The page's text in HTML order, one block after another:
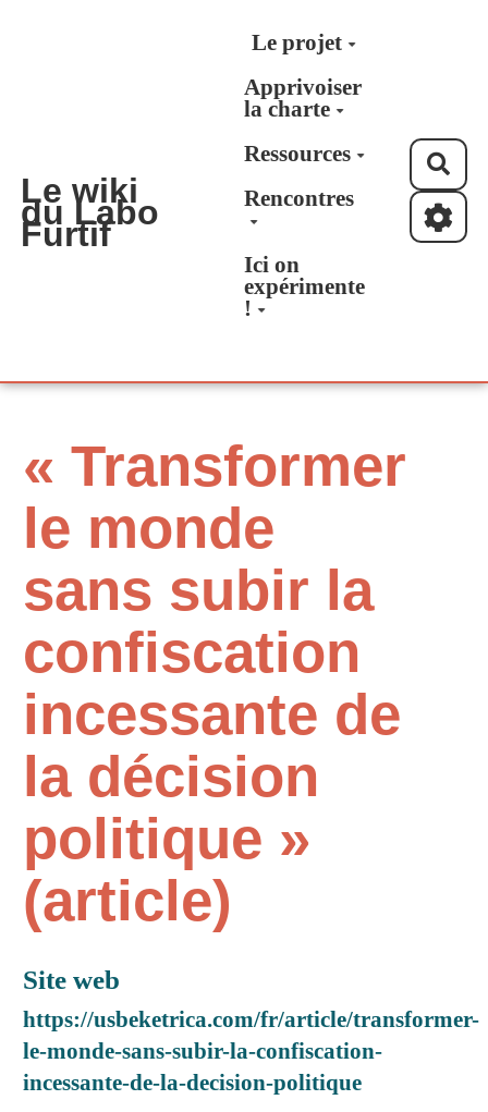
Aller au contenu principal
Le wiki
du Labo
Furtif
Le projet
Apprivoiser
la charte
Ressources
Rencontres
Ici on
expérimente
!
« Transformer
le monde
sans subir la
confiscation
incessante de
la décision
politique »
(article)
Site web
https://usbeketrica.com/fr/article/transformer-
le-monde-sans-subir-la-confiscation-
incessante-de-la-decision-politique